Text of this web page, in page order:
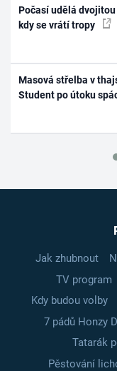
Počasí udělá dvojitou
kdy se vrátí tropy
Masová střelba v
Student po útoku
Jak zhubnout
TV program
Kdy budou volby
7 pádů Honzy
Tatarák
Pěstování